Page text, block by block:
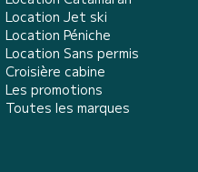
Location Jet ski
Location Péniche
Location Sans permis
Croisière cabine
Les promotions
Toutes les marques